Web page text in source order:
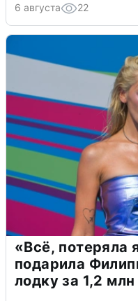
6 августа 22
«Всё, потеряла
подарила
лодку за 1,2